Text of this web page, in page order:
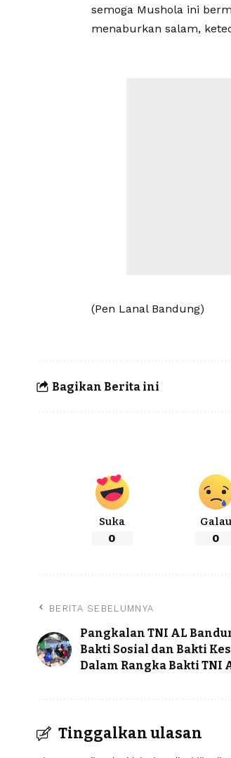
semoga Mushola ini
menaburkan salam,
(Pen Lanal Bandung)
Bagikan Berita ini
Suka
0
Galau
0
BERITA SEBELUMNYA
Pangkalan TNI AL
Bakti Sosial dan Bakti
Dalam Rangka Bakti TNI
Tinggalkan ulasan